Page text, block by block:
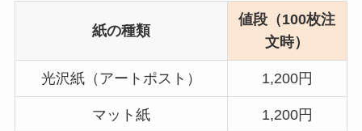
紙の種類
値段（100枚注
文時）
光沢紙（アートポスト） 1,200円
マット紙 1,200円